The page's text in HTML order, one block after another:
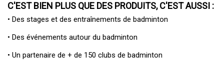
C'EST BIEN PLUS QUE DES PRODUITS, C'EST AUSSI :
• Des stages et des entraînements de badminton
• Des événements autour du badminton
• Un partenaire de + de 150 clubs de badminton